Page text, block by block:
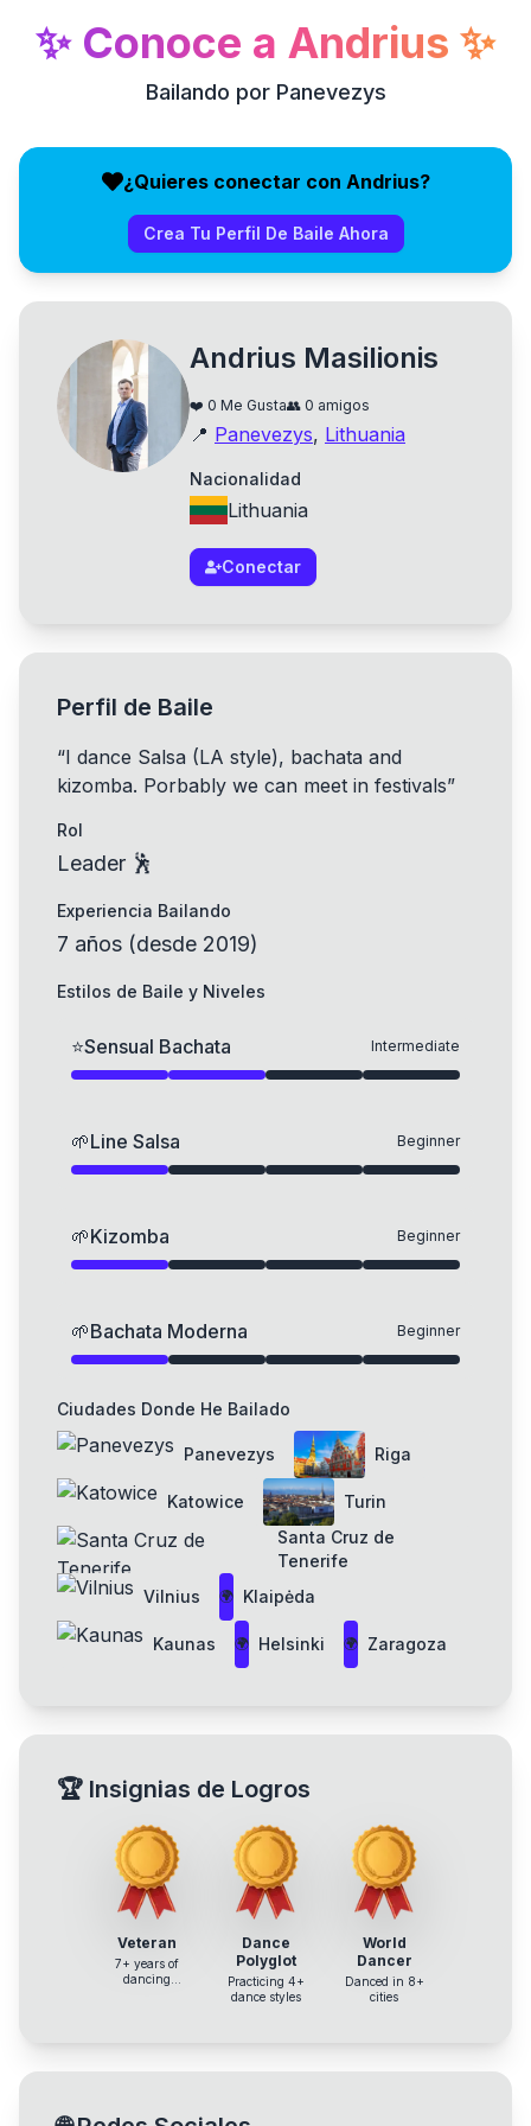
✨ Conoce a Andrius ✨
Bailando por Panevezys
¿Quieres conectar con Andrius?
Crea Tu Perfil De Baile Ahora
Andrius Masilionis
❤️ 0 Me Gusta👥 0 amigos
📍 Panevezys, Lithuania
Nacionalidad
Lithuania
Conectar
Perfil de Baile
“I dance Salsa (LA style), bachata and
kizomba. Porbably we can meet in festivals”
Rol
Leader 🕺
Experiencia Bailando
7 años (desde 2019)
Estilos de Baile y Niveles
⭐Sensual Bachata Intermediate
🌱Line Salsa Beginner
🌱Kizomba Beginner
🌱Bachata Moderna Beginner
Ciudades Donde He Bailado
Panevezys Riga
Katowice
Turin
Santa Cruz de
Tenerife
Vilnius
🌍 Klaipėda
Kaunas 🌍 Helsinki 🌍 Zaragoza
🏆 Insignias de Logros
Veteran
7+ years of
dancing
Dance
Polyglot
Practicing 4+
dance styles
World
Dancer
Danced in 8+
cities